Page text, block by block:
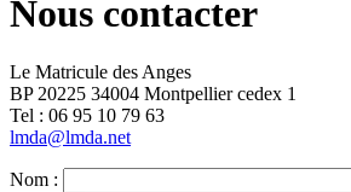
Nous contacter
Le Matricule des Anges
BP 20225 34004 Montpellier cedex 1
Tel : ‭06 95 10 79 63
lmda@lmda.net
Nom :